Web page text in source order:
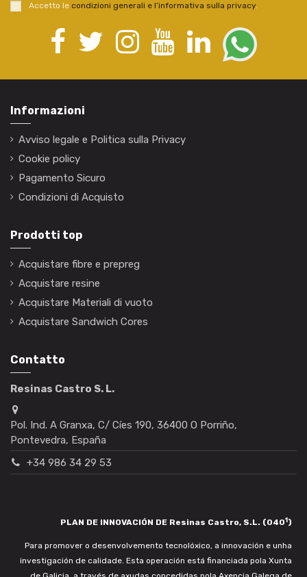
Accetto le condizioni generali e l’informativa sulla privacy.
Informazioni
Avviso legale e Politica sulla Privacy
Cookie policy
Pagamento Sicuro
Condizioni di Acquisto
Prodotti top
Acquistare fibre e prepreg
Acquistare resine
Acquistare Materiali di vuoto
Acquistare Sandwich Cores
Contatto
Resinas Castro S. L.
Pol. Ind. A Granxa, C/ Cíes 190, 36400 O Porriño,
Pontevedra, España
+34 986 34 29 53
PLAN DE INNOVACIÓN DE Resinas Castro, S.L. (0401)
Para promover o desenvolvemento tecnolóxico, a innovación e unha
investigación de calidade. Esta operación está financiada pola Xunta